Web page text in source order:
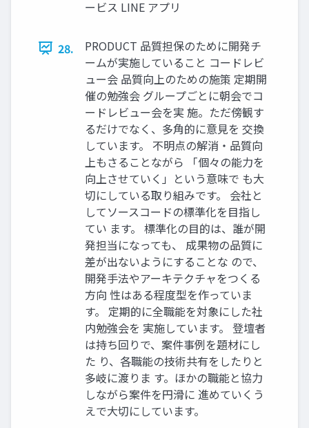
ービス LINE アプリ
28.
PRODUCT 品質担保のために開発チ
ームが実施していること コードレビ
ュー会 品質向上のための施策 定期開
催の勉強会 グループごとに朝会でコ
ードレビュー会を実 施。ただ傍観す
るだけでなく、多角的に意見を 交換
しています。 不明点の解消・品質向
上もさることながら 「個々の能力を
向上させていく」という意味で も大
切にしている取り組みです。 会社と
してソースコードの標準化を目指し
てい ます。 標準化の目的は、誰が開
発担当になっても、 成果物の品質に
差が出ないようにすることな ので、
開発手法やアーキテクチャをつくる
方向 性はある程度型を作っていま
す。 定期的に全職能を対象にした社
内勉強会を 実施しています。 登壇者
は持ち回りで、案件事例を題材にし
た り、各職能の技術共有をしたりと
多岐に渡りま す。ほかの職能と協力
しながら案件を円滑に 進めていくう
えで大切にしています。